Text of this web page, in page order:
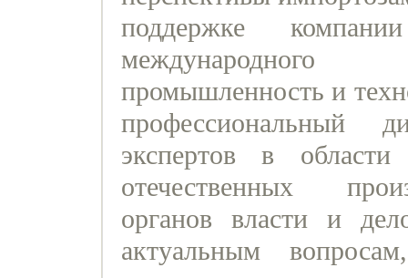
поддержке
промышленность и
профессиональный
экспертов в
отечественных
органов власти и
актуальным